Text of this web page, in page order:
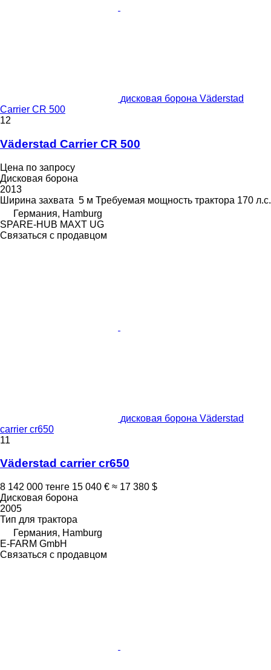
дисковая борона Väderstad
Carrier CR 500
12
Väderstad Carrier CR 500
Цена по запросу
Дисковая борона
2013
Ширина захвата 5 м Требуемая мощность трактора 170 л.с.
Германия, Hamburg
SPARE-HUB MAXT UG
Связаться с продавцом
дисковая борона Väderstad
carrier cr650
11
Väderstad carrier cr650
8 142 000 тенге 15 040 € ≈ 17 380 $
Дисковая борона
2005
Тип для трактора
Германия, Hamburg
E-FARM GmbH
Связаться с продавцом